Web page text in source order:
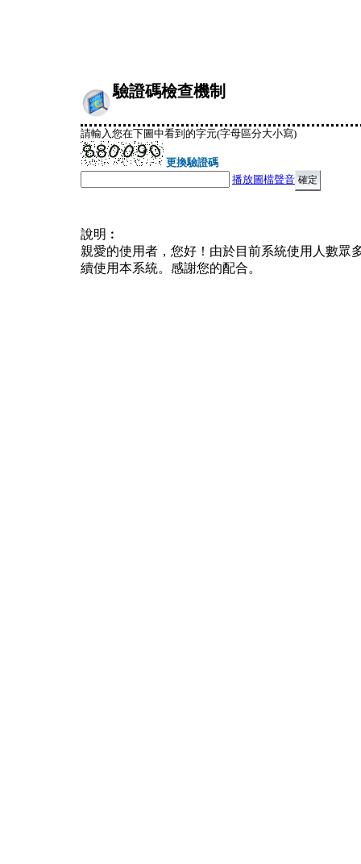
驗證碼檢查機制
請輸入您在下圖中看到的字元(字母區分大小寫)
更換驗證碼
播放圖檔聲音
說明︰
親愛的使用者，您好！由於目前系統使用人數眾
續使用本系統。感謝您的配合。